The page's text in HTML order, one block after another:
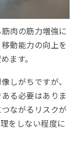
肉の筋力増強に
動能力の向上を
ます。
しがちですが、
る必要はありま
ながるリスクが
をしない程度に